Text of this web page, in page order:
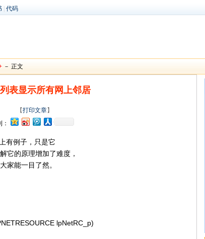
代码
－ 正文
表显示所有网上邻居
【打印文章】
有例子，只是它
它的原理增加了难度，
家能一目了然。
lpNetRC_p)